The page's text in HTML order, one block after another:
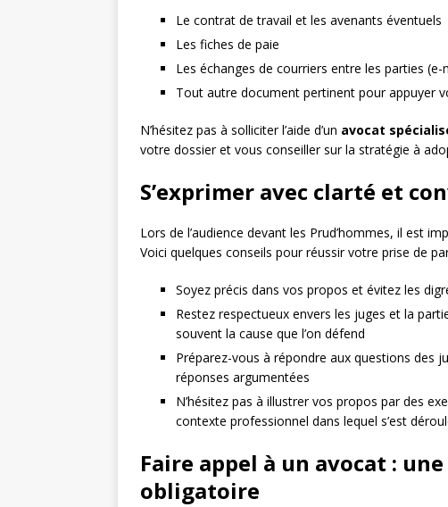
Le contrat de travail et les avenants éventuels
Les fiches de paie
Les échanges de courriers entre les parties
Tout autre document pertinent pour appuyer
N’hésitez pas à solliciter l’aide d’un avocat
votre dossier et vous conseiller sur la stratégie à
S’exprimer avec clarté et
Lors de l’audience devant les Prud’hommes, il est
Voici quelques conseils pour réussir votre prise de
Soyez précis dans vos propos et évitez les
Restez respectueux envers les juges et la
souvent la cause que l’on défend
Préparez-vous à répondre aux questions des
réponses argumentées
N’hésitez pas à illustrer vos propos par des
contexte professionnel dans lequel s’est
Faire appel à un avocat :
obligatoire